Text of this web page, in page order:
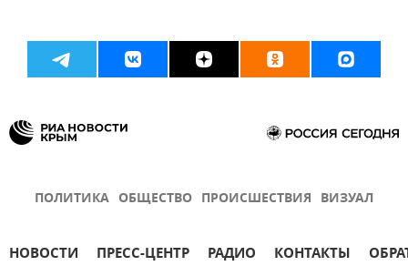
ПОЛИТИКА ОБЩЕСТВО ПРОИСШЕСТВИЯ ВИЗУАЛ
НОВОСТИ ПРЕСС-ЦЕНТР РАДИО КОНТАКТЫ